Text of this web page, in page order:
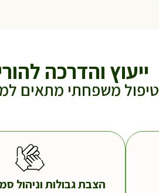
ייעוץ והדרכה
טיפול משפחתי מתאים
הצבת גבולות וניהול